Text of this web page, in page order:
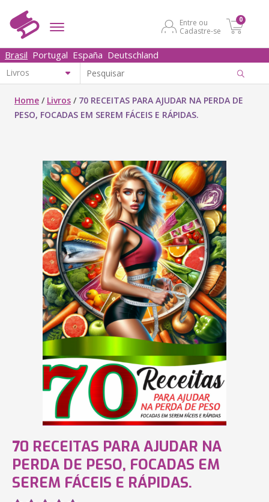
Entre ou
Cadastre-se
0
Brasil Portugal España Deutschland
Home / Livros / 70 RECEITAS PARA AJUDAR NA PERDA DE
PESO, FOCADAS EM SEREM FÁCEIS E RÁPIDAS.
70 RECEITAS PARA AJUDAR NA
PERDA DE PESO, FOCADAS EM
SEREM FÁCEIS E RÁPIDAS.